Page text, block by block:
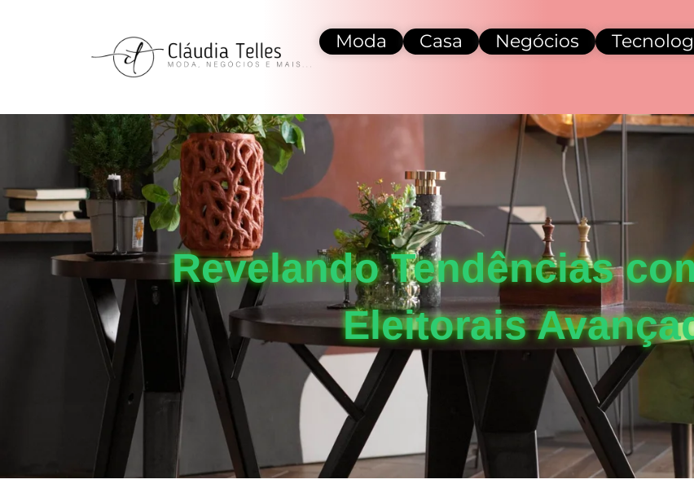
Moda Casa Negócios
Revelando Tendências
Eleitorais